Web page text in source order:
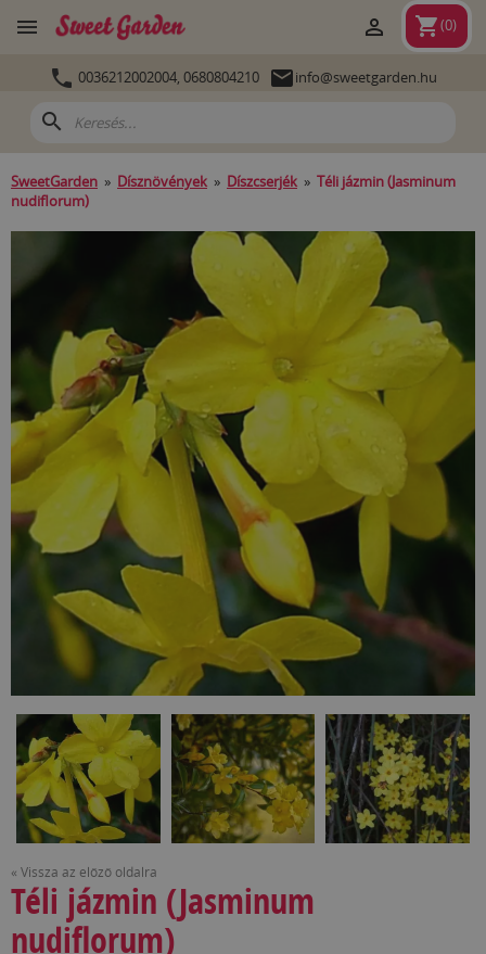
 shopping_cart(0)

 0036212002004, 0680804210 info@sweetgarden.hu
search
SweetGarden » Dísznövények » Díszcserjék » Téli jázmin (Jasminum
nudiflorum)
« Vissza az előző oldalra
Téli jázmin (Jasminum
nudiflorum)